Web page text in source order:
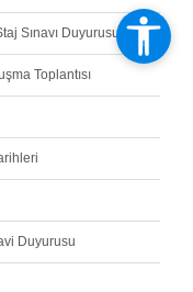
Sınavı Duyurusu
Toplantısı
Duyurusu